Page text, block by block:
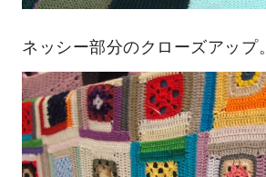
ネッシー部分のクローズアップ。